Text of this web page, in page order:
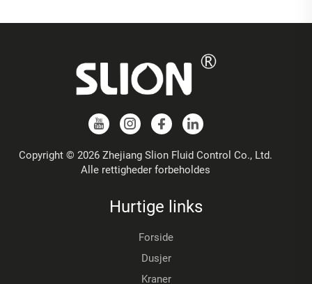
Copyright © 2026 Zhejiang Slion Fluid Control Co., Ltd.
Alle rettigheder forbeholdes
Hurtige links
Forside
Dusjer
Kraner